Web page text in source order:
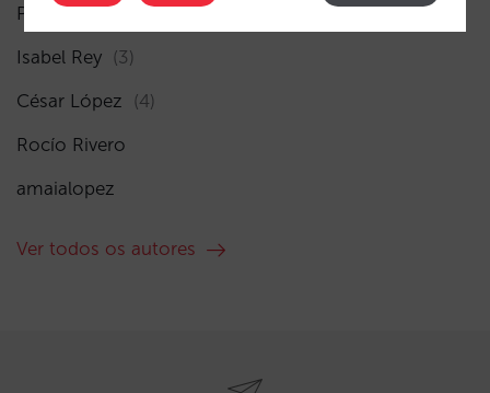
Pablo Delgado
(41)
Isabel Rey (3)
César López (4)
Rocío Rivero
amaialopez
Ver todos os autores